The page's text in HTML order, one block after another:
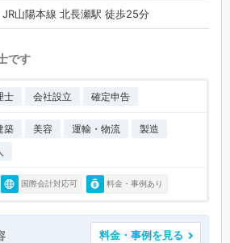
JR山陽本線 北長瀬駅 徒歩25分
です
士 会社設立 確定申告
築 美容 運輸・物流
製造
国際会計対応可 料金・事例あり
料金・事例を見る